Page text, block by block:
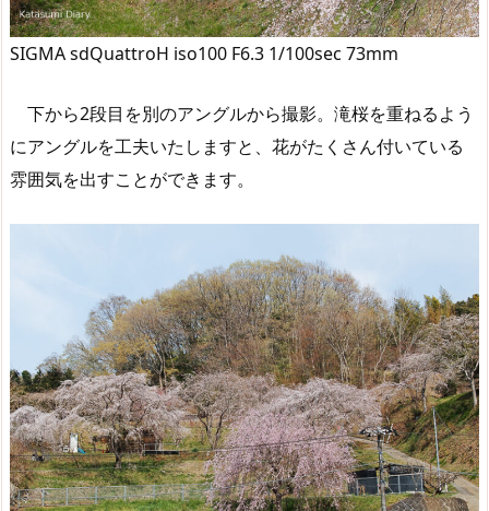
SIGMA sdQuattroH iso100 F6.3 1/100sec 73mm
下から2段目を別のアングルから撮影。滝桜を重ねるよう
にアングルを工夫いたしますと、花がたくさん付いている
雰囲気を出すことができます。